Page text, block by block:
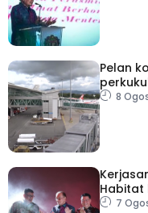
Pelan
8
Habitat
inisiatif
7